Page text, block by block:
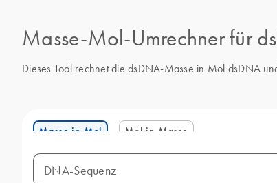
Masse-Mol-Umrechner für
Dieses Tool rechnet die dsDNA-Masse in Mol dsDNA
Masse in Mol Mol in Masse
DNA-Sequenz